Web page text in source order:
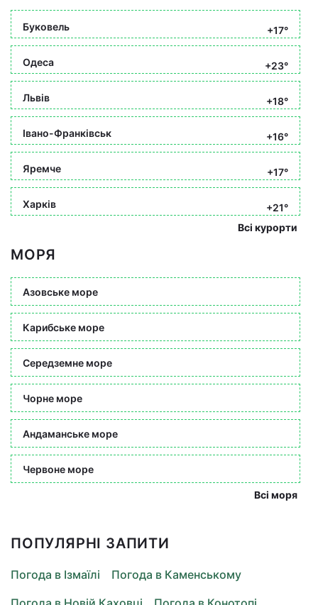
Буковель +17°
Одеса +23°
Львів +18°
Івано-Франківськ +16°
Яремче +17°
Харків
+21°
Всі курорти
МОРЯ
Азовське море
Карибське море
Середземне море
Чорне море
Андаманське море
Червоне море
Всі моря
ПОПУЛЯРНІ ЗАПИТИ
Погода в Ізмаїлі
Погода в Каменському